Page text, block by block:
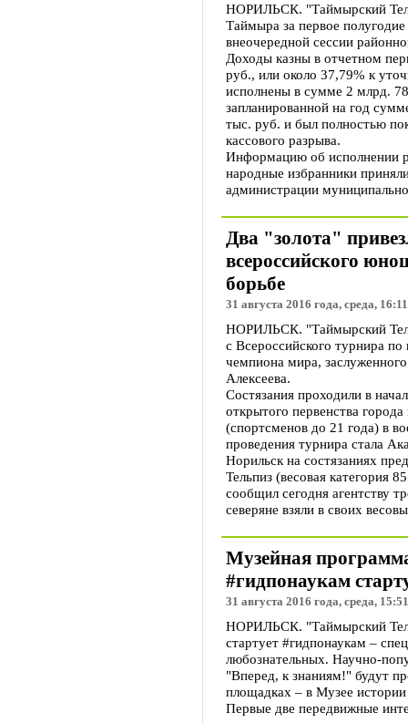
НОРИЛЬСК. "Таймырский
Таймыра за первое
внеочередной сессии
Доходы казны в отчетном
руб., или около 37,79% к
исполнены в сумме 2 млрд.
запланированной на год
тыс. руб. и был полностью
кассового разрыва.
Информацию об исполнении
народные избранники
администрации
Два "золота"
всероссийского
борьбе
31 августа 2016 года, среда, 16:11
НОРИЛЬСК. "Таймырский
с Всероссийского турнира
чемпиона мира,
Алексеева.
Состязания проходили в
открытого первенства
(спортсменов до 21 года) в
проведения турнира стала
Норильск на состязаниях
Тельпиз (весовая категория
сообщил сегодня агентству
северяне взяли в своих
Музейная
#гидпонаукам
31 августа 2016 года, среда, 15:51
НОРИЛЬСК. "Таймырский
стартует #гидпонаукам –
любознательных. Научно-
"Вперед, к знаниям!" будут
площадках – в Музее
Первые две передвижные